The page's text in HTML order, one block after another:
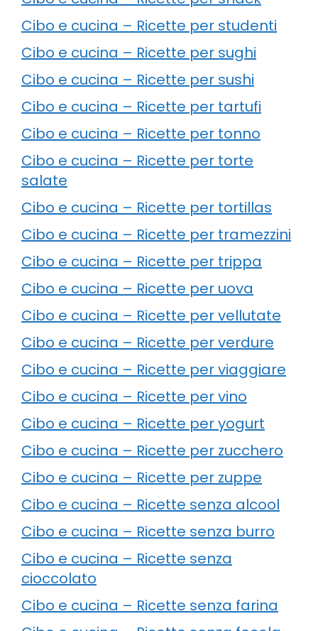
Cibo e cucina – Ricette per studenti
Cibo e cucina – Ricette per sughi
Cibo e cucina – Ricette per sushi
Cibo e cucina – Ricette per tartufi
Cibo e cucina – Ricette per tonno
Cibo e cucina – Ricette per torte
salate
Cibo e cucina – Ricette per tortillas
Cibo e cucina – Ricette per tramezzini
Cibo e cucina – Ricette per trippa
Cibo e cucina – Ricette per uova
Cibo e cucina – Ricette per vellutate
Cibo e cucina – Ricette per verdure
Cibo e cucina – Ricette per viaggiare
Cibo e cucina – Ricette per vino
Cibo e cucina – Ricette per yogurt
Cibo e cucina – Ricette per zucchero
Cibo e cucina – Ricette per zuppe
Cibo e cucina – Ricette senza alcool
Cibo e cucina – Ricette senza burro
Cibo e cucina – Ricette senza
cioccolato
Cibo e cucina – Ricette senza farina